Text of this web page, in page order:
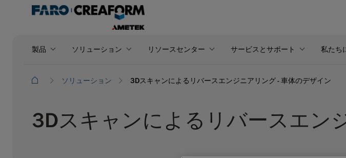
製品 ソリューション リソースセンター サービスとサポート 私たち
ソリューション 3Dスキャンによるリバースエンジニアリング - 車体のデザイン
3Dスキャンによるリバースエン